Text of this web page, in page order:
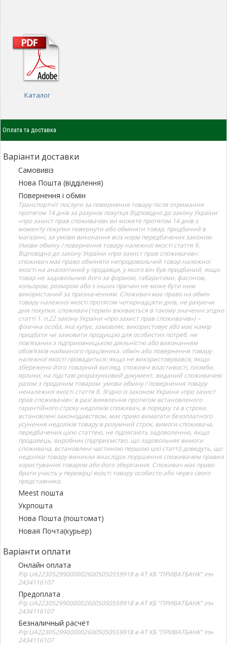
Каталог
Оплата та доставка
Варіанти доставки
Самовивіз
Нова Пошта (відділення)
Повернення і обмін
Транспортніт послуги за повернення товару після отримання
протягом 14 днів за рахунок покупця Відповідно до закону України
«про захист прав споживачів» ви можете протягом 14 днів з
моменту покупки повернути або обміняти товар, придбаний в
магазині, за умови виконання всіх норм передбачених законом.
Умови обміну / повернення товару належної якості стаття 9.
Відповідно до закону України «про захист прав споживачів»:
споживач має право обміняти непродовольчий товар належної
якості на аналогічний у продавця, у якого він був придбаний, якщо
товар не задовольнив його за формою, габаритами, фасоном,
кольором, розміром або з інших причин не може бути ним
використаний за призначенням. Споживач має право на обмін
товару належної якості протягом чотирнадцяти днів, не рахуючи
дня покупки. споживач (термін вживається в такому значенні згідно
статті 1. п.22 закону України «про захист прав споживачів») –
фізична особа, яка купує, замовляє, використовує або має намір
придбати чи замовити продукцію для особистих потреб, не
пов’язаних з підприємницькою діяльністю або виконанням
обов’язків найманого працівника. обмін або повернення товару
належної якості провадиться: якщо не використовувався; якщо
збережено його товарний вигляд, споживчі властивості, пломби,
ярлики; на підставі розрахунковий документ, виданий споживачеві
разом з проданим товаром. умови обміну / повернення товару
неналежної якості стаття 8. Згідно із законом України «про захист
прав споживачів»: в разі виявлення протягом встановленого
гарантійного строку недоліків споживач, в порядку та в строки,
встановлені законодавством, має право вимагати безоплатного
усунення недоліків товару в розумний строк. вимоги споживача,
передбачених цією статтею, не підлягають задоволенню, якщо
продавець, виробник (підприємство, що задовольняє вимоги
споживача, встановлені частиною першою цієї статті) доведуть, що
недоліки товару виникли внаслідок порушення споживачем правил
користування товаром або його зберігання. Споживач має право
брати участь у перевірці якості товару особисто або через свого
представника.
Meest пошта
Укрпошта
Нова Пошта (поштомат)
Новая Почта(курьер)
Варіанти оплати
Онлайн оплата
Р/р UA223052990000026005050559918 в АТ КБ "ПРИВАТБАНК" іпн
2434116107
Предоплата
Р/р UA223052990000026005050559918 в АТ КБ "ПРИВАТБАНК" іпн
2434116107
Безналичный расчёт
Р/р UA223052990000026005050559918 в АТ КБ "ПРИВАТБАНК" іпн
2434116107